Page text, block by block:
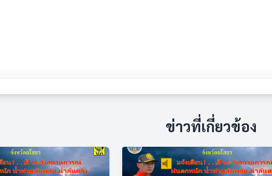
ข่าวที่เกี่ยวข้อง